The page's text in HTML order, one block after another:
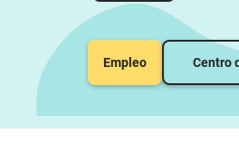
Empleo Centro